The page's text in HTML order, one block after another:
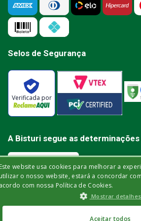
Selos de Segurança
Verificada por
A Bisturi segue as determinações
Bisturi Distribuidora de Material Hospitalar Ltda
loja | Icaraí | Niterói - Rio de Janeiro | CEP: 24.220-
03 | Insc. Est.: 84.147.982 | Telefone: (21)
devem ser utilizadas para automedicação e
website usa cookies para melhorar a
o nosso website, estará a concordar
com nossa Política de Cookies.
Mostrar detalhes
Aceitar todos